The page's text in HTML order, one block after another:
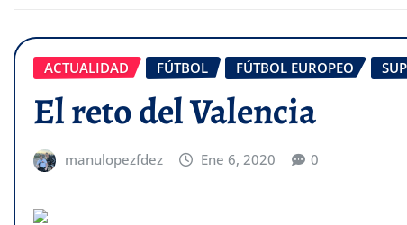
ACTUALIDAD FÚTBOL FÚTBOL EUROPEO
El reto del Valencia
manulopezfdez Ene 6, 2020 0